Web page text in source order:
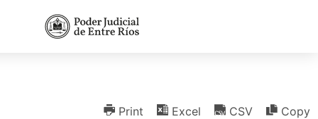
Print Excel CSV Copy